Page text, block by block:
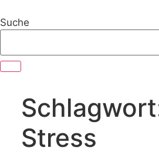
Inhalt
Suche
Stress